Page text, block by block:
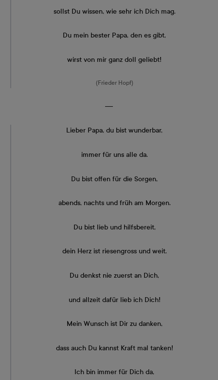
sollst Du wissen, wie sehr ich Dich mag.
Du mein bester Papa, den es gibt,
wirst von mir ganz doll geliebt!
(Frieder Hopf)
―
Lieber Papa, du bist wunderbar,
immer für uns alle da.
Du bist offen für die Sorgen,
abends, nachts und früh am Morgen.
Du bist lieb und hilfsbereit,
dein Herz ist riesengross und weit.
Du denkst nie zuerst an Dich,
und allzeit dafür lieb ich Dich!
Mein Wunsch ist Dir zu danken,
dass auch Du kannst Kraft mal tanken!
Ich bin immer für Dich da,